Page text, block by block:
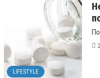
LIFESTYLE